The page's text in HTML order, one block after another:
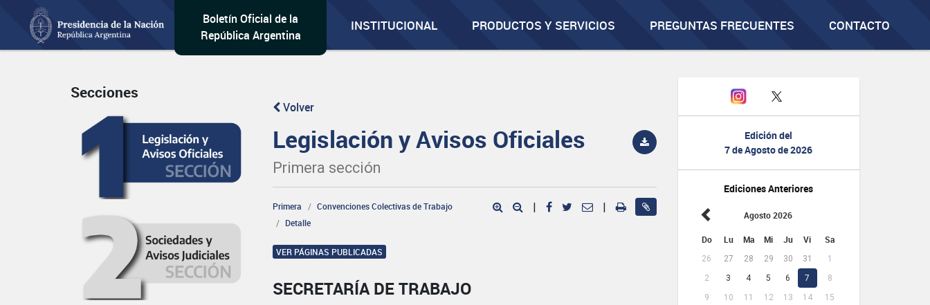
Boletín Oficial de la
República Argentina
INSTITUCIONAL PRODUCTOS Y SERVICIOS PREGUNTAS FRECUENTES CONTACTO
Edición del
7 de Agosto de 2026
Ediciones Anteriores
Agosto 2026
Do Lu Ma Mi Ju Vi Sa
26 27 28 29 30 31
1
2
3 4 5 6 7
8
9
10 11 12 13 14
15
Secciones
Volver
Legislación y Avisos Oficiales
Primera sección
Primera
Convenciones Colectivas de Trabajo
Detalle
| |
VER PÁGINAS PUBLICADAS
SECRETARÍA DE TRABAJO